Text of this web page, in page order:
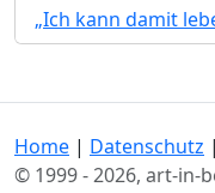
„Ich kann damit
Home | Datenschutz |
© 1999 - 2026, art-in-